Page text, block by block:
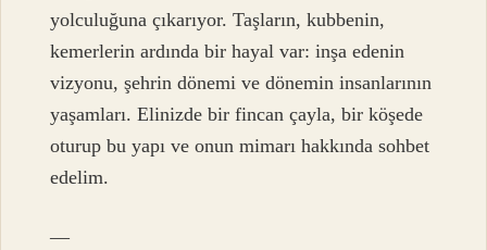
yolculuğuna çıkarıyor. Taşların, kubbenin,
kemerlerin ardında bir hayal var: inşa edenin
vizyonu, şehrin dönemi ve dönemin insanlarının
yaşamları. Elinizde bir fincan çayla, bir köşede
oturup bu yapı ve onun mimarı hakkında sohbet
edelim.
—